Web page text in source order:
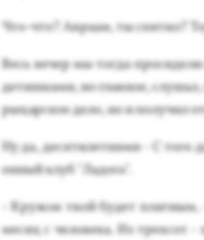
Что-что? Ав­ра­ам, ты спя­тил?
Весь ве­чер мы тог­да
де­тиш­ка­ми, но глав­ное,
ры­цар­ское де­ло, но и по­лучил
Ну да, де­сяти­лети­ями - С то­го
он­ный клуб "Ла­дога".
- Кру­жок твой бу­дет
ме­сяц с че­лове­ка. Из трех­сот